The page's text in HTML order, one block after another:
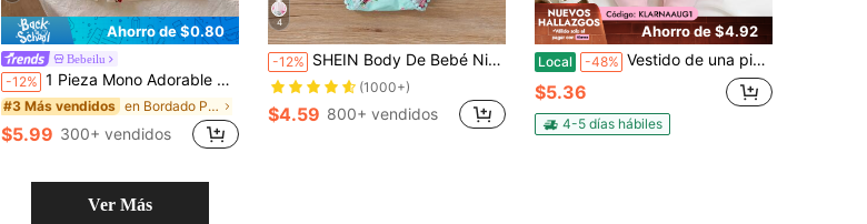
Ahorro de $0.80
Bebeilu
-12% 1 Pieza Mono Adorable para Bebé Niña: Casual, Simple y Encantador con Estampado de Rayas y Lazo. Adecuado para Fiestas de Cumpleaños, Fiestas Nocturnas, Actuaciones, Bodas, Bautizos, Ceremonias de Apertura, Uso Diario, Escuela, Salidas y Temporadas de Otoño/Invierno. Ropa de Verano para Bebé Niña Mono para Bebé Niña Estilo Vintage Mono de Verano para Bebé Niña Atuendo de Vacaciones para Bebé Niña
#3 Más vendidos en Bordado Peleles para niñas
$5.99 300+ vendidos
4
-12% SHEIN Body De Bebé Niña Con Estampado De Flores Y Cinta Para La Cabeza
(1000+)
$4.59 800+ vendidos
Ahorro de $4.92
Local -48% Vestido de una pieza para recién nacido, lindo vestido de manga corta con estampado de letras de hongo para bebés, niños y niñas
$5.36
4-5 días hábiles
Ver Más